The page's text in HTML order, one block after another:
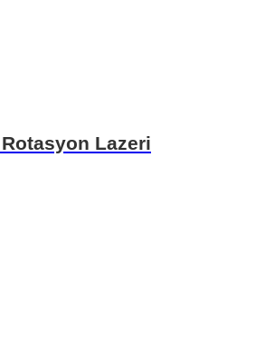
Lazeri